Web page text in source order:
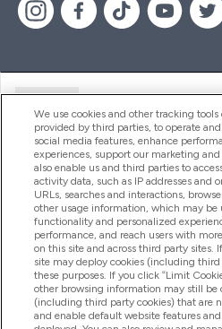
Produtos
Informação
Fidelidade E
We use cookies and other tracking
provided by third parties, to operate
social media features, enhance
experiences, support our marketing
also enable us and third parties to
activity data, such as IP addresses and
URLs, searches and interactions,
other usage information, which may be
functionality and personalized
performance, and reach users with
on this site and across third party sites.
site may deploy cookies (including
these purposes. If you click “Limit
other browsing information may still be
(including third party cookies) that are
and enable default website features